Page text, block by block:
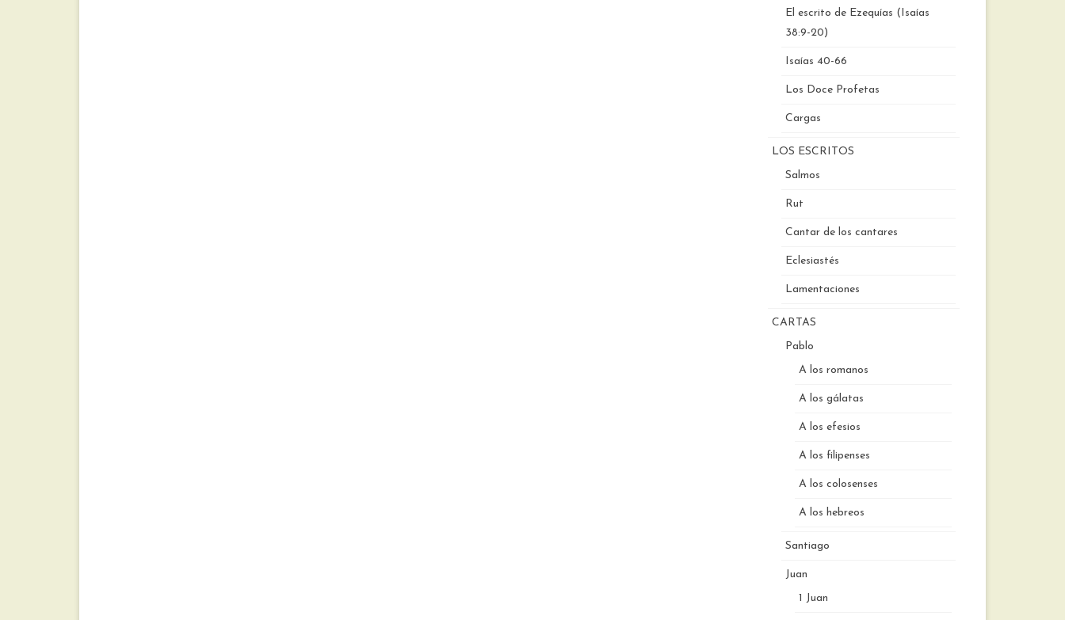
El escrito de Ezequías (Isaías
38:9-20)
Isaías 40-66
Los Doce Profetas
Cargas
LOS ESCRITOS
Salmos
Rut
Cantar de los cantares
Eclesiastés
Lamentaciones
CARTAS
Pablo
A los romanos
A los gálatas
A los efesios
A los filipenses
A los colosenses
A los hebreos
Santiago
Juan
1 Juan